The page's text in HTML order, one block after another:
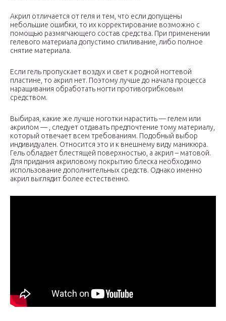
Акрил отличается от геля и тем, что если допущены
небольшие ошибки, то их корректирование возможно с
помощью размягчающего состав средства. При применении
гелевого материала допустимо спиливание, либо полное
снятие материала.
Если гель пропускает воздух и свет к родной ногтевой
пластине, то акрил нет. Поэтому лучше до начала процесса
наращивания обработать ногти противогрибковым
средством.
Выбирая, какие же лучше ноготки нарастить — гелем или
акрилом — , следует отдавать предпочтение тому материалу,
который отвечает всем требованиям. Подобный выбор
индивидуален. Относится это и к внешнему виду маникюра.
Гель обладает блестящей поверхностью, а акрил – матовой.
Для придания акриловому покрытию блеска необходимо
использование дополнительных средств. Однако именно
акрил выглядит более естественно.